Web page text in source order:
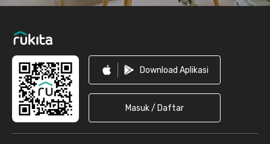
Download Aplikasi
Masuk / Daftar